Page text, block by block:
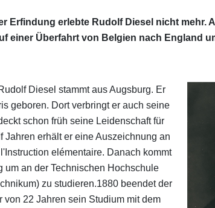
Erfindung erlebte Rudolf Diesel nicht mehr.
einer Überfahrt von Belgien nach England
Diesel stammt aus Augsburg. Er
geboren. Dort verbringt er auch seine
schon früh seine Leidenschaft für
Jahren erhält er eine Auszeichnung an
elémentaire. Danach kommt
um an der Technischen Hochschule
zu studieren.1880 beendet der
von 22 Jahren sein Studium mit dem